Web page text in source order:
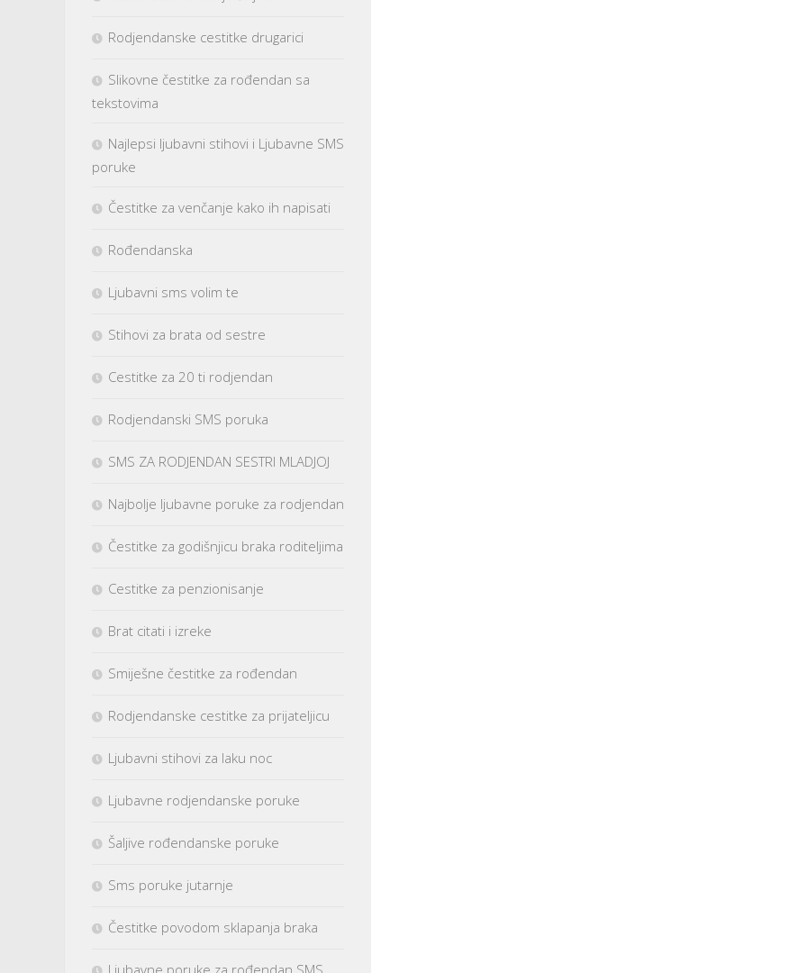
Rodjendanske cestitke drugarici
Slikovne čestitke za rođendan sa
tekstovima
Najlepsi ljubavni stihovi i Ljubavne SMS
poruke
Čestitke za venčanje kako ih napisati
Rođendanska
Ljubavni sms volim te
Stihovi za brata od sestre
Cestitke za 20 ti rodjendan
Rodjendanski SMS poruka
SMS ZA RODJENDAN SESTRI MLADJOJ
Najbolje ljubavne poruke za rodjendan
Čestitke za godišnjicu braka roditeljima
Cestitke za penzionisanje
Brat citati i izreke
Smiješne čestitke za rođendan
Rodjendanske cestitke za prijateljicu
Ljubavni stihovi za laku noc
Ljubavne rodjendanske poruke
Šaljive rođendanske poruke
Sms poruke jutarnje
Čestitke povodom sklapanja braka
Ljubavne poruke za rođendan SMS